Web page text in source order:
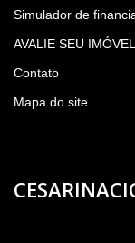
Simulador de
AVALIE SEU
Contato
Mapa do site